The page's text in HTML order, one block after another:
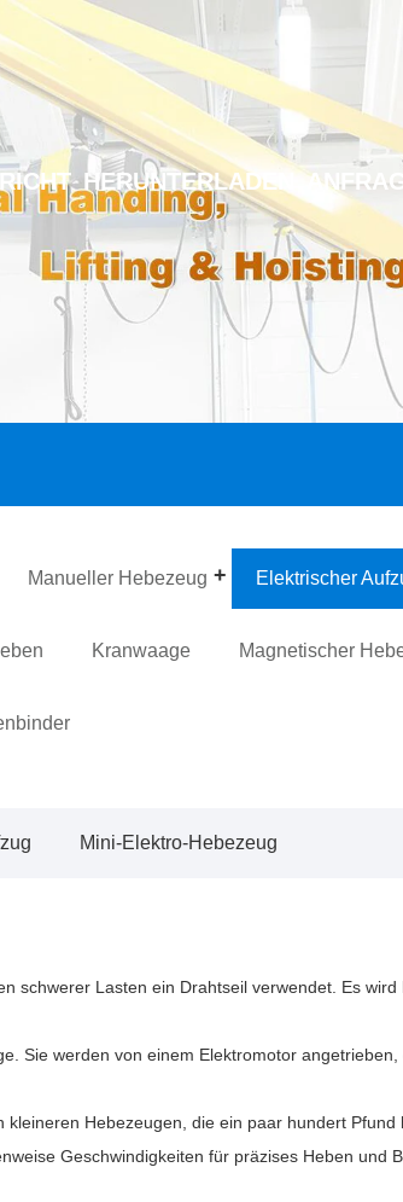
HERUNTERLADEN
Manueller Hebezeug Elektrischer
Kranwaage Magnetischer
Mini-Elektro-Hebezeug
schwerer Lasten ein Drahtseil verwendet. Es
Sie werden von einem Elektromotor
Hebezeugen, die ein paar hundert
Geschwindigkeiten für präzises Heben und